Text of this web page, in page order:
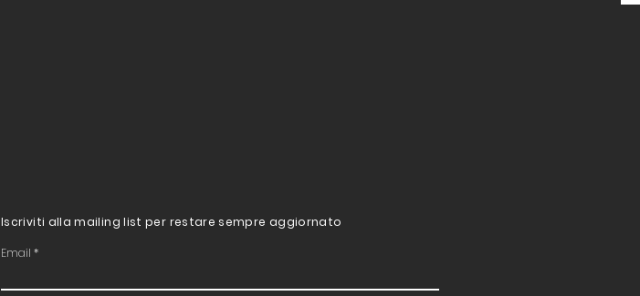
Iscriviti alla mailing list per restare sempre aggiornato
Email